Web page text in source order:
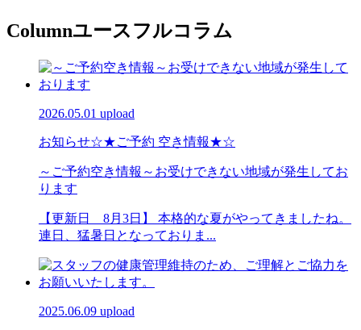
Columnユースフルコラム
2026.05.01 upload
お知らせ☆★ご予約 空き情報★☆
～ご予約空き情報～お受けできない地域が発生してお
ります
【更新日 8月3日】 本格的な夏がやってきましたね。
連日、猛暑日となっておりま...
2025.06.09 upload